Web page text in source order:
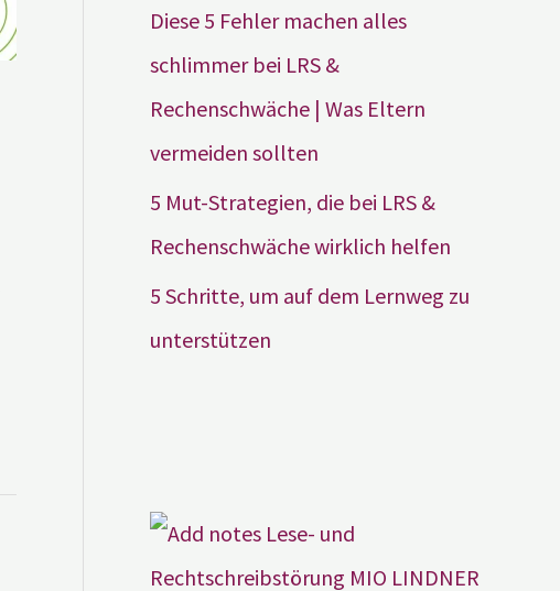
Diese 5 Fehler machen alles
schlimmer bei LRS &
Rechenschwäche | Was Eltern
vermeiden sollten
5 Mut-Strategien, die bei LRS &
Rechenschwäche wirklich helfen
5 Schritte, um auf dem Lernweg zu
unterstützen